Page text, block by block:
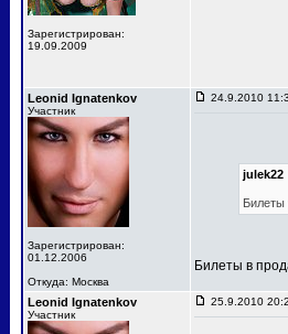
Зарегистрирован:
19.09.2009
Leonid Ignatenkov
Участник
Зарегистрирован:
01.12.2006
Откуда: Москва
24.9.2010
julek22
Билеты
Билеты в
Leonid Ignatenkov
Участник
25.9.2010